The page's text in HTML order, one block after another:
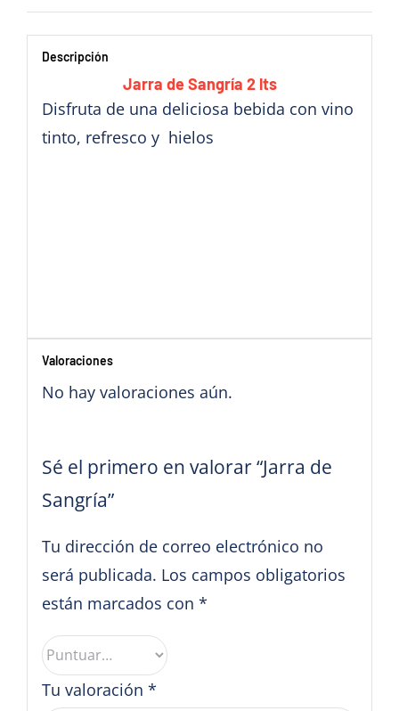
Descripción
Jarra de Sangría 2 lts
Disfruta de una deliciosa bebida con vino
tinto, refresco y hielos
Valoraciones
No hay valoraciones aún.
Sé el primero en valorar “Jarra de
Sangría”
Tu dirección de correo electrónico no
será publicada. Los campos obligatorios
están marcados con *
Tu valoración *